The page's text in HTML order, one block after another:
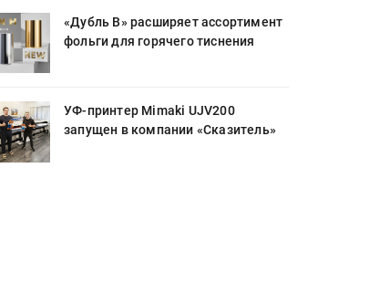
«Дубль В» расширяет ассортимент
фольги для горячего тиснения
УФ-принтер Mimaki UJV200
запущен в компании «Сказитель»